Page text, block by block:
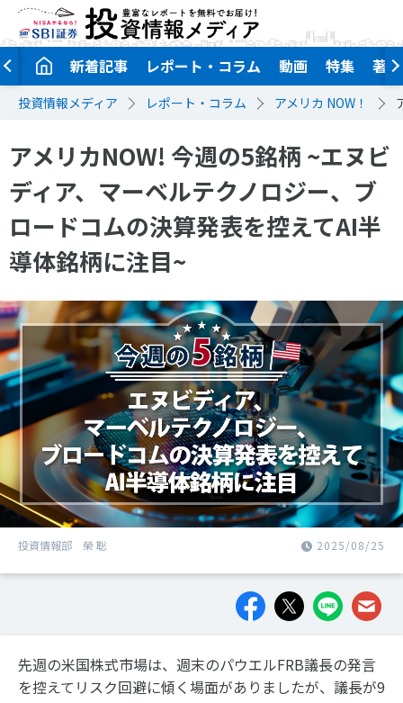
新着記事 レポート・コラム 動画 特集 著者
投資情報メディア レポート・コラム アメリカ NOW！
アメリカNOW! 今週の5銘柄 ~エヌビ
ディア、マーベルテクノロジー、ブ
ロードコムの決算発表を控えてAI半
導体銘柄に注目~
投資情報部 榮 聡 2025/08/25
先週の米国株式市場は、週末のパウエルFRB議長の発言
を控えてリスク回避に傾く場面がありましたが、議長が9